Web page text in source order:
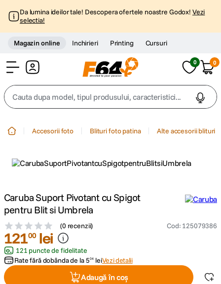
Da lumina ideilor tale! Descopera ofertele noastre Godox! Vezi
selectia!
Magazin online Inchirieri Printing Cursuri
0 0
Cauta dupa model, tipul produsului, caracteristici...
3. trepied telefon
5. canon sx740 hs
6. lavaliera
Accesorii foto Blituri foto patina Alte accesorii blituri
Caruba Suport Pivotant cu Spigot
pentru Blit si Umbrela
(0 recenzii) Cod: 125079386
12100 lei
121 puncte de fidelitate
Rate fără dobânda de la504 leiVezi detalii
Adaugă în coș